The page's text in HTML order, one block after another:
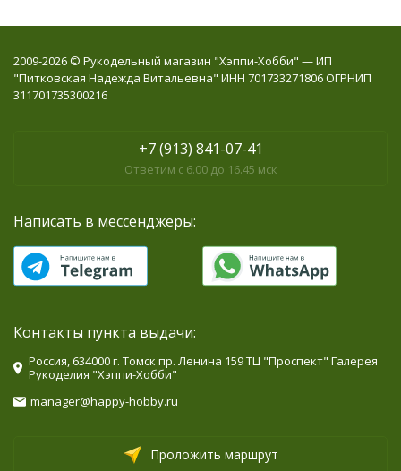
2009-2026 © Рукодельный магазин "Хэппи-Хобби" — ИП
"Питковская Надежда Витальевна" ИНН 701733271806 ОГРНИП
311701735300216
+7 (913) 841-07-41
Ответим с 6.00 до 16.45 мск
Написать в мессенджеры:
Контакты пункта выдачи:
Россия, 634000 г. Томск пр. Ленина 159 ТЦ "Проспект" Галерея
Рукоделия "Хэппи-Хобби"
manager@happy-hobby.ru
Проложить маршрут